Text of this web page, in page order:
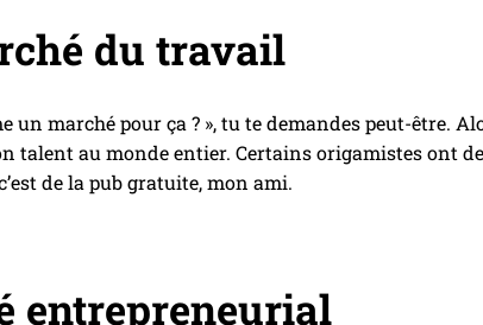
du travail
un marché pour ça ? », tu te demandes peut-être.
talent au monde entier. Certains origamistes ont
de la pub gratuite, mon ami.
entrepreneurial